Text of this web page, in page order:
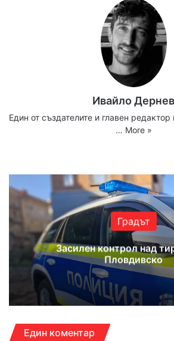
Ивайло Дернев
Един от създателите и главен
… More »
Градът
Засилен контрол над
Пловдивско
Един коментар